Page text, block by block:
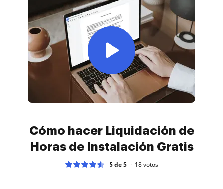
Cómo hacer Liquidación de
Horas de Instalación Gratis
5 de 5 18votos